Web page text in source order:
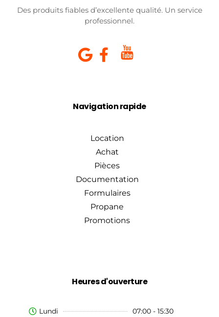
Des produits fiables d’excellente qualité. Un service
professionnel.
Navigation rapide
Location
Achat
Pièces
Documentation
Formulaires
Propane
Promotions
Heures d'ouverture
Lundi
07:00 - 15:30